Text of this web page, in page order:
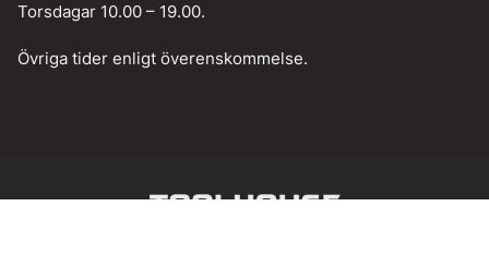
Torsdagar 10.00 – 19.00.
Övriga tider enligt överenskommelse.